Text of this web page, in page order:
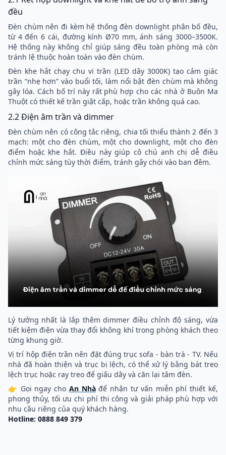
đều
Đèn chùm nên đi kèm hệ thống đèn downlight phân bố đều,
từ 4 đến 6 cái, đường kính Ø70 mm, ánh sáng 3000–3500K.
Hệ thống này không chỉ giúp sáng đều toàn phòng mà còn
tránh lệ thuộc hoàn toàn vào đèn chùm.
Đèn khe hắt chạy chu vi trần (LED dây 3000K) tạo cảm giác
trần “nhẹ hơn” vào buổi tối, làm nổi bật đèn chùm mà không
gây lóa. Cách bố trí này rất phù hợp cho các nhà ở Buôn Ma
Thuột có thiết kế trần giật cấp, hoặc trần không quá cao.
2.2 Điện âm trần và dimmer
Đèn chùm nên có công tắc riêng, chia tối thiểu thành 2 đến 3
mạch: một cho đèn chùm, một cho downlight, một cho đèn
điểm hoặc khe hắt. Điều này giúp cô chú anh chị dễ điều
chỉnh mức sáng tùy thời điểm, tránh gây chói vào ban đêm.
Lý tưởng nhất là lắp thêm dimmer điều chỉnh độ sáng, vừa
tiết kiệm điện vừa thay đổi không khí trong phòng khách theo
từng khung giờ.
Vị trí hộp điện trần nên đặt đúng trục sofa - bàn trà - TV. Nếu
nhà đã hoàn thiện và trục bị lệch, có thể xử lý bằng bát treo
lệch trục hoặc ray treo để giấu dây và căn lại tâm đèn.
👉 Gọi ngay cho An Nhàđể nhận tư vấn miễn phí thiết kế,
phong thủy, tối ưu chi phí thi công và giải pháp phù hợp với
nhu cầu riêng của quý khách hàng.
Hotline: 0888 849 379